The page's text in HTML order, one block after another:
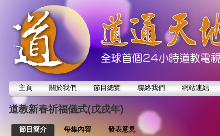
主頁 關於我們 節目總覽 聯絡我們 網站連結
道教新春祈福儀式(戊戌年)
節目簡介 每集內容 發表意見